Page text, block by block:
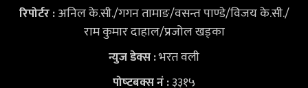
रिपोर्टर :अनिल के.सी./गगन तामाङ/वसन्त पाण्डे/विजय के.सी./
राम कुमार दाहाल/प्रजोल खड्का
न्युज डेक्स:भरत वली
पोष्‍टबक्स नं :३३१५